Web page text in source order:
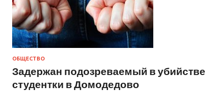
ОБЩЕСТВО
Задержан подозреваемый в убийстве
студентки в Домодедово